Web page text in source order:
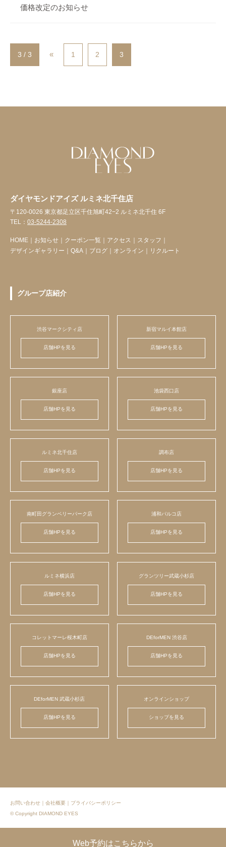
価格改定のお知らせ
3 / 3 « 1 2 3
ダイヤモンドアイズ ルミネ北千住店
〒120-0026 東京都足立区千住旭町42−2 ルミネ北千住 6F
TEL： 03-5244-2308
HOME ｜ お知らせ ｜ クーポン一覧 ｜ アクセス ｜ スタッフ ｜
デザインギャラリー ｜ Q&A ｜ ブログ ｜ オンライン ｜ リクルート
グループ店紹介
渋谷マークシティ店
店舗HPを見る
新宿マルイ本館店
店舗HPを見る
銀座店
店舗HPを見る
池袋西口店
店舗HPを見る
ルミネ北千住店
店舗HPを見る
調布店
店舗HPを見る
南町田グランベリーパーク店
店舗HPを見る
浦和パルコ店
店舗HPを見る
ルミネ横浜店
店舗HPを見る
グランツリー武蔵小杉店
店舗HPを見る
コレットマーレ桜木町店
店舗HPを見る
DEforMEN 渋谷店
店舗HPを見る
DEforMEN 武蔵小杉店
店舗HPを見る
オンラインショップ
ショップを見る
お問い合わせ 会社概要
プライバシーポリシー
© Copyright DIAMOND EYES
Web予約はこちらから